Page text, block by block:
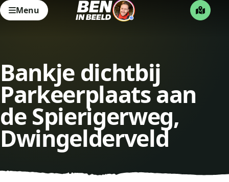
Menu
Bankje dichtbij
Parkeerplaats aan
de Spierigerweg,
Dwingelderveld